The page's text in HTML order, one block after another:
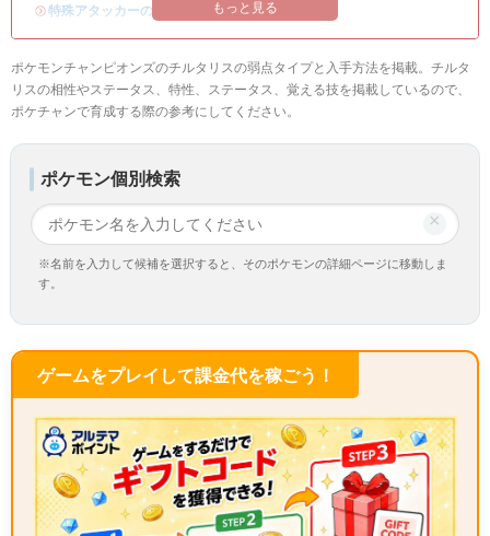
・特殊アタッカーのおすすめランキング
もっと見る
ポケモンチャンピオンズのチルタリスの弱点タイプと入手方法を掲載。チルタ
リスの相性やステータス、特性、ステータス、覚える技を掲載しているので、
ポケチャンで育成する際の参考にしてください。
ポケモン個別検索
×
※名前を入力して候補を選択すると、そのポケモンの詳細ページに移動しま
す。
ゲームをプレイして課金代を稼ごう！